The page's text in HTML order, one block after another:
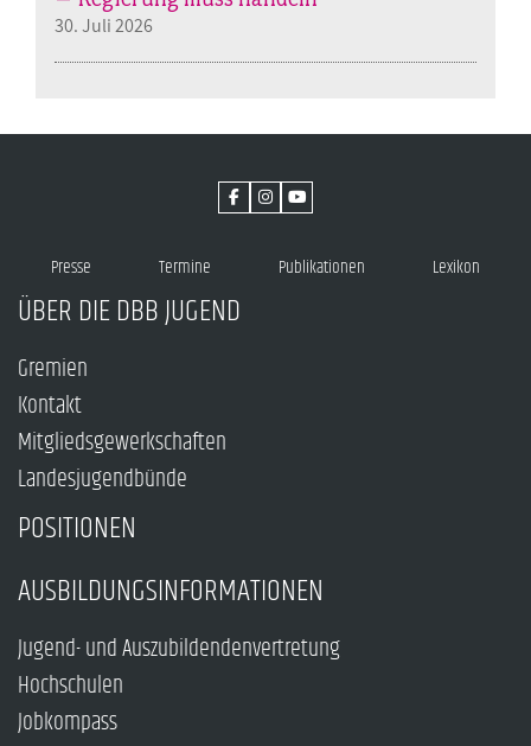
30. Juli 2026
Presse Termine Publikationen Lexikon
ÜBER DIE DBB JUGEND
Gremien
Kontakt
Mitgliedsgewerkschaften
Landesjugendbünde
POSITIONEN
AUSBILDUNGSINFORMATIONEN
Jugend- und Auszubildendenvertretung
Hochschulen
Jobkompass